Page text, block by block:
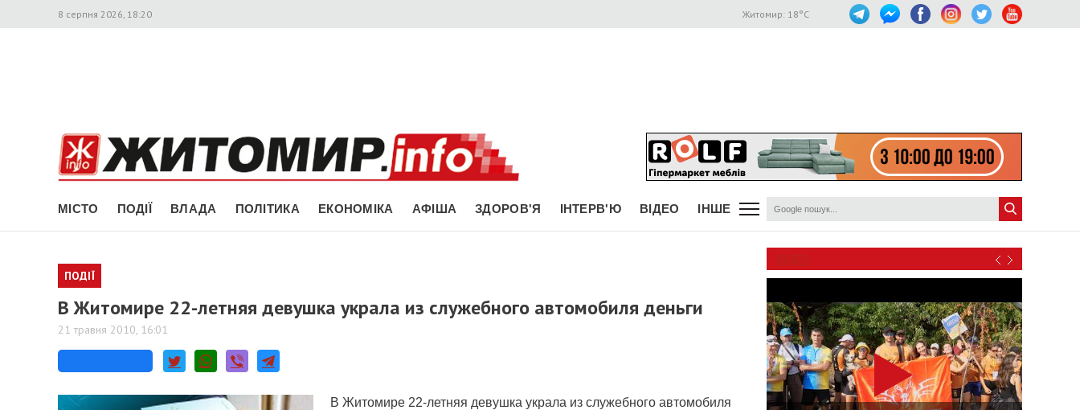
8 серпня 2026, 18:20 Житомир: 18°C
МІСТО ПОДІЇ ВЛАДА ПОЛІТИКА ЕКОНОМІКА АФІША ЗДОРОВ'Я ІНТЕРВ'Ю ВІДЕО ІНШЕ
ПОДІЇ
В Житомире 22-летняя девушка украла из служебного автомобиля деньги
21 травня 2010, 16:01
В Житомире 22-летняя девушка украла из служебного автомобиля
ВІДЕО